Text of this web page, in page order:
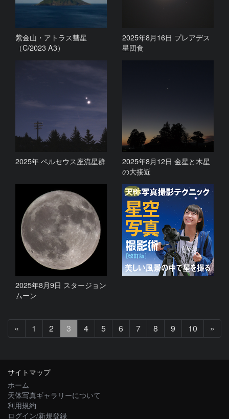
紫金山・アトラス彗星
（C/2023 A3）
2025年8月16日 プレアデス
星団食
2025年 ペルセウス座流星群
2025年8月12日 金星と木星
の大接近
2025年8月9日 スタージョン
ムーン
PR
«
へ
1 2 3 4 5 6 7 8 9 10 »
へ
サイトマップ
ホーム
天体写真ギャラリーについて
利用規約
ログイン/新規登録